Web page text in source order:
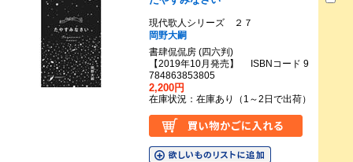
現代歌人シリーズ ２７
岡野大嗣
書肆侃侃房 (四六判)
【2019年10月発売】 ISBNコード 9
784863853805
2,200円
在庫状況：在庫あり（1～2日で出荷）